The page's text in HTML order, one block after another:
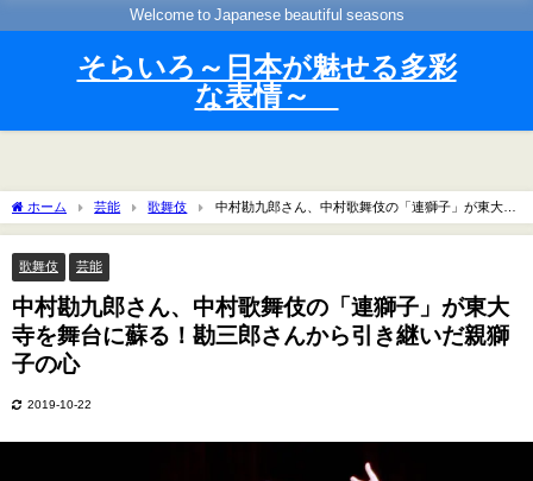
Welcome to Japanese beautiful seasons
そらいろ～日本が魅せる多彩
な表情～
ホーム 芸能 歌舞伎
中村勘九郎さん、中村歌舞伎の「連獅子」が東大寺
を舞台に蘇る！勘三郎さんから引き継いだ親獅子の心
歌舞伎 芸能
中村勘九郎さん、中村歌舞伎の「連獅子」が東大
寺を舞台に蘇る！勘三郎さんから引き継いだ親獅
子の心
2019-10-22